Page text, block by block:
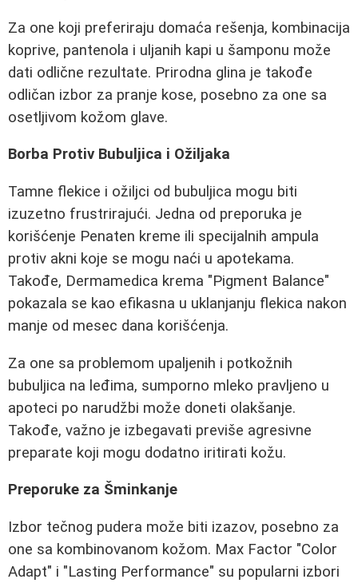
Za one koji preferiraju domaća rešenja, kombinacija
koprive, pantenola i uljanih kapi u šamponu može
dati odlične rezultate. Prirodna glina je takođe
odličan izbor za pranje kose, posebno za one sa
osetljivom kožom glave.
Borba Protiv Bubuljica i Ožiljaka
Tamne flekice i ožiljci od bubuljica mogu biti
izuzetno frustrirajući. Jedna od preporuka je
korišćenje Penaten kreme ili specijalnih ampula
protiv akni koje se mogu naći u apotekama.
Takođe, Dermamedica krema "Pigment Balance"
pokazala se kao efikasna u uklanjanju flekica nakon
manje od mesec dana korišćenja.
Za one sa problemom upaljenih i potkožnih
bubuljica na leđima, sumporno mleko pravljeno u
apoteci po narudžbi može doneti olakšanje.
Takođe, važno je izbegavati previše agresivne
preparate koji mogu dodatno iritirati kožu.
Preporuke za Šminkanje
Izbor tečnog pudera može biti izazov, posebno za
one sa kombinovanom kožom. Max Factor "Color
Adapt" i "Lasting Performance" su popularni izbori